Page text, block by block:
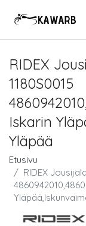
RIDEX
1180S0015
Iskarin
Yläpää
Etusivu
RIDEX